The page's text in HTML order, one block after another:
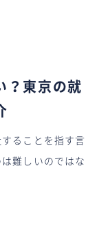
？東京の就
ることを指す言
難しいのではな